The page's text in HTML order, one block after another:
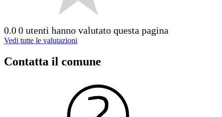
0.00 utenti hanno valutato questa pagina
Vedi tutte le valutazioni
Contatta il comune